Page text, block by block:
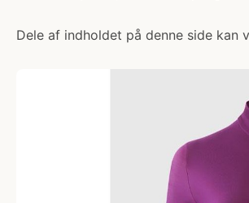
Dele af indholdet på denne side